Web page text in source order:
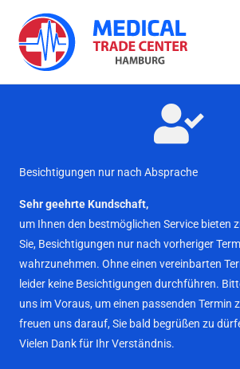
Inhalt
springen
Besichtigungen nur nach Absprache
Sehr geehrte Kundschaft,
um Ihnen den bestmöglichen Service bieten
Sie, Besichtigungen nur nach vorheriger
wahrzunehmen. Ohne einen vereinbarten
leider keine Besichtigungen durchführen.
uns im Voraus, um einen passenden Termin
freuen uns darauf, Sie bald begrüßen zu
Vielen Dank für Ihr Verständnis.